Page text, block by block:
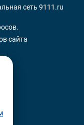
сеть 9111.ru
сайта